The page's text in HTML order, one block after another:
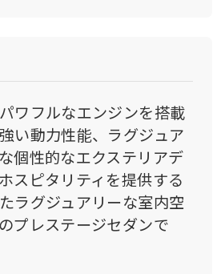
ワフルなエンジンを搭載
い動力性能、ラグジュア
個性的なエクステリアデ
スピタリティを提供する
ラグジュアリーな室内空
プレステージセダンで